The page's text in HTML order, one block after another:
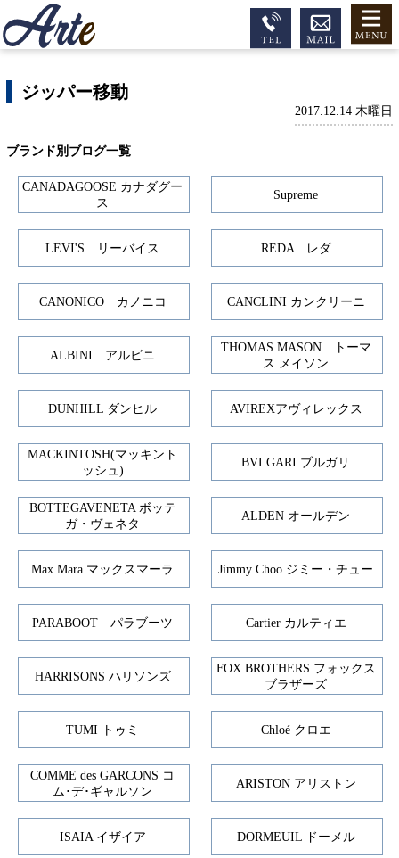
ジッパー移動
2017.12.14 木曜日
ブランド別ブログ一覧
CANADAGOOSE カナダグー
ス
Supreme
LEVI'S リーバイス REDA レダ
CANONICO カノニコ CANCLINI カンクリーニ
ALBINI アルビニ
THOMAS MASON トーマ
ス メイソン
DUNHILL ダンヒル AVIREXアヴィレックス
MACKINTOSH(マッキント
ッシュ)
BVLGARI ブルガリ
BOTTEGAVENETA ボッテ
ガ・ヴェネタ
ALDEN オールデン
Max Mara マックスマーラ Jimmy Choo ジミー・チュー
PARABOOT パラブーツ Cartier カルティエ
HARRISONS ハリソンズ
FOX BROTHERS フォックス
ブラザーズ
TUMI トゥミ Chloé クロエ
COMME des GARCONS コ
ム･デ･ギャルソン
ARISTON アリストン
ISAIA イザイア DORMEUIL ドーメル